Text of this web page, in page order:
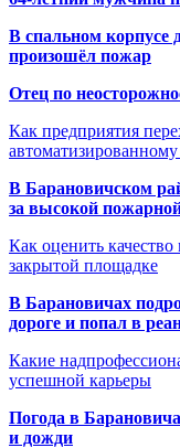
В спальном корпусе
произошёл пожар
Отец по
Как предприятия
В Барановичском
за высокой
Как оценить
закрытой площадке
В Барановичах
дороге и попал в
Какие
успешной карьеры
Погода в
и дожди